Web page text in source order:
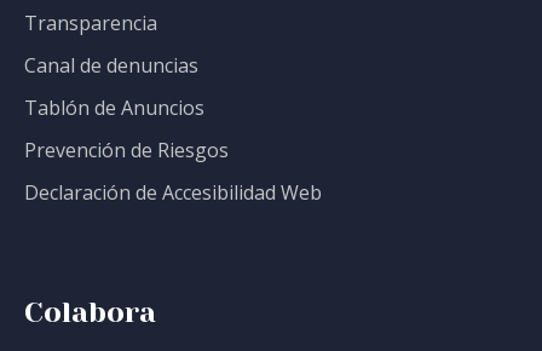
Transparencia
Canal de denuncias
Tablón de Anuncios
Prevención de Riesgos
Declaración de Accesibilidad Web
Colabora